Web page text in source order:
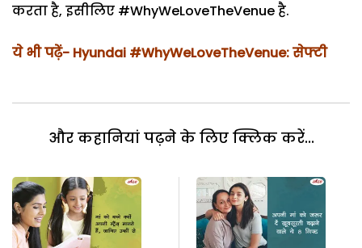
करता है, इसीलिए #WhyWeLoveTheVenue है.
ये भी पढ़ें- Hyundai #WhyWeLoveTheVenue: सेफ्टी
और कहानियां पढ़ने के लिए क्लिक करें...